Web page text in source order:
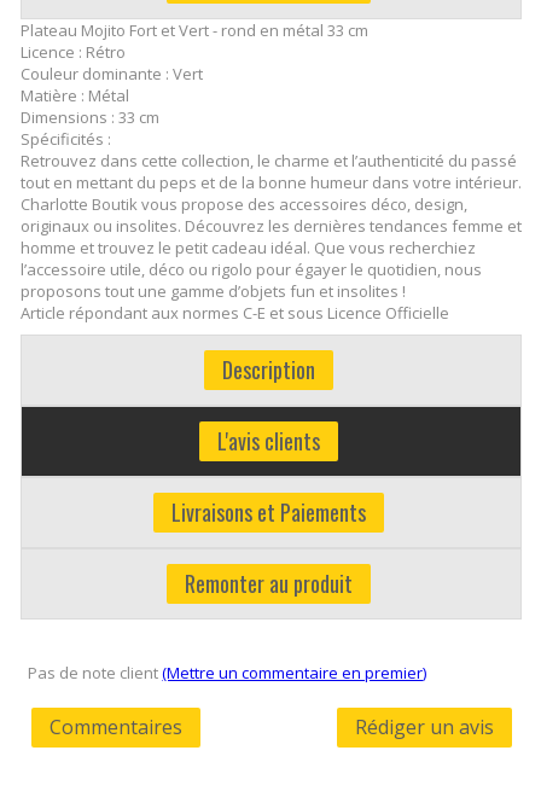
Plateau Mojito Fort et Vert - rond en métal 33 cm
Licence : Rétro
Couleur dominante : Vert
Matière : Métal
Dimensions : 33 cm
Spécificités :
Retrouvez dans cette collection, le charme et l’authenticité du passé
tout en mettant du peps et de la bonne humeur dans votre intérieur.
Charlotte Boutik vous propose des accessoires déco, design,
originaux ou insolites. Découvrez les dernières tendances femme et
homme et trouvez le petit cadeau idéal. Que vous recherchiez
l’accessoire utile, déco ou rigolo pour égayer le quotidien, nous
proposons tout une gamme d’objets fun et insolites !
Article répondant aux normes C-E et sous Licence Officielle
Description
L'avis clients
Livraisons et Paiements
Remonter au produit
Pas de note client(Mettre un commentaire en premier)
Commentaires Rédiger un avis